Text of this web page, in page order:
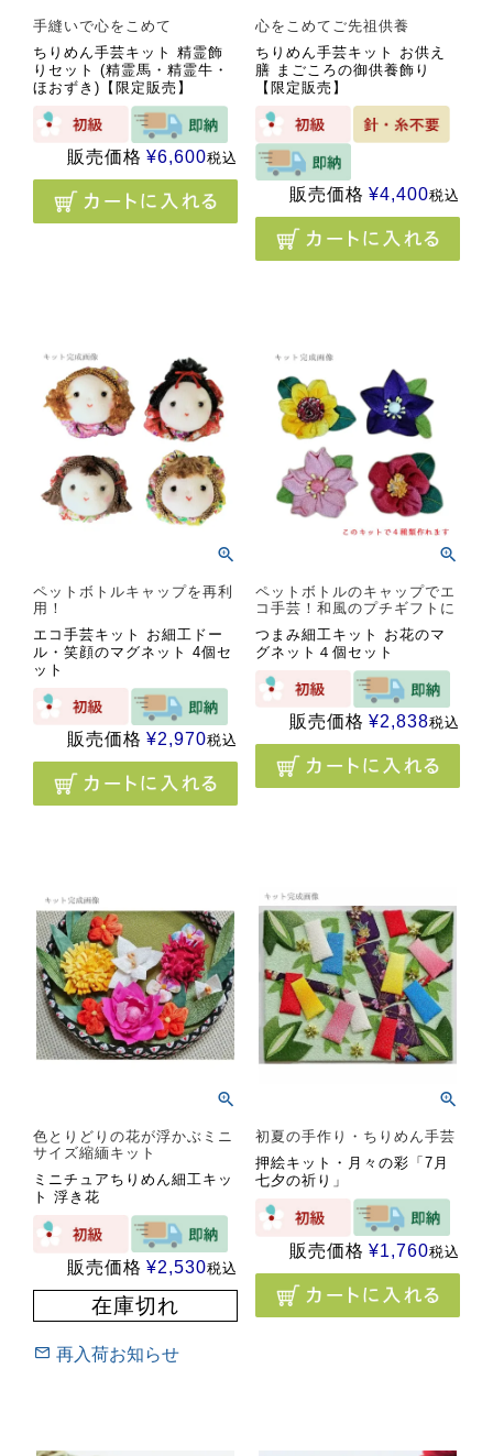
手縫いで心をこめて
ちりめん手芸キット 精霊飾
りセット (精霊馬・精霊牛・
ほおずき)【限定販売】
販売価格 ¥6,600税込
心をこめてご先祖供養
ちりめん手芸キット お供え
膳 まごころの御供養飾り
【限定販売】
販売価格 ¥4,400税込
ペットボトルキャップを再利
用！
エコ手芸キット お細工ドー
ル・笑顔のマグネット 4個セ
ット
販売価格 ¥2,970税込
ペットボトルのキャップでエ
コ手芸！和風のプチギフトに
つまみ細工キット お花のマ
グネット４個セット
販売価格 ¥2,838税込
色とりどりの花が浮かぶミニ
サイズ縮緬キット
ミニチュアちりめん細工キッ
ト 浮き花
販売価格 ¥2,530税込
在庫切れ
再入荷お知らせ
初夏の手作り・ちりめん手芸
押絵キット・月々の彩「7月
七夕の祈り」
販売価格 ¥1,760税込